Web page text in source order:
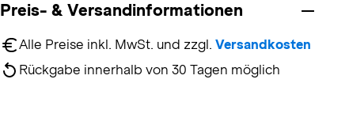
Preis- & Versandinformationen
Alle Preise inkl. MwSt. und zzgl. Versandkosten
Rückgabe innerhalb von 30 Tagen möglich